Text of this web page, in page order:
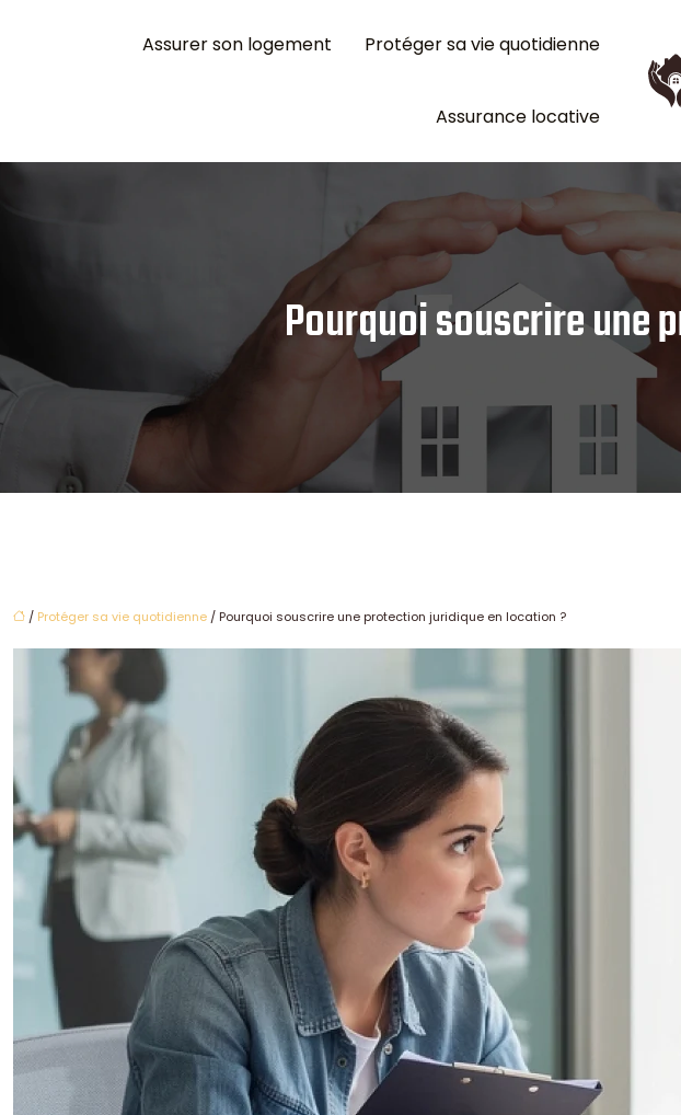
Protéger sa vie quotidienne
Assurer son logement
Assurance locative
Pourquoi souscrire une
/ Protéger sa vie quotidienne / Pourquoi souscrire une protection juridique en location ?